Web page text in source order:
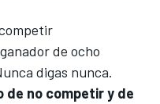
de ocho
digas nunca.
no competir y de